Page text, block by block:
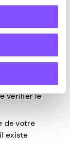
en
vous au
vérifier le
de votre
existe